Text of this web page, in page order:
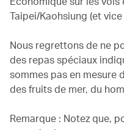
Taipei/Kaohsiung (et vice
Nous regrettons de ne
des repas spéciaux
sommes pas en mesure
des fruits de mer, du
Remarque : Notez que,